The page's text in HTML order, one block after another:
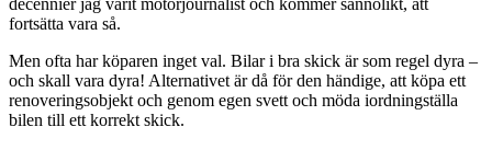
decennier jag varit motorjournalist och kommer sannolikt, att
fortsätta vara så.
Men ofta har köparen inget val. Bilar i bra skick är som regel dyra –
och skall vara dyra! Alternativet är då för den händige, att köpa ett
renoveringsobjekt och genom egen svett och möda iordningställa
bilen till ett korrekt skick.